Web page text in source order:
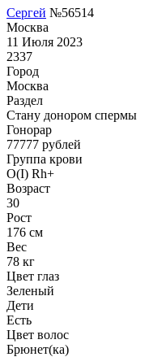
Сергей №56514
Москва
11 Июля 2023
2337
Город
Москва
Раздел
Стану донором спермы
Гонoрар
77777 рублей
Группа крови
O(I) Rh+
Возраст
30
Рост
176 см
Вес
78 кг
Цвет глаз
Зеленый
Дети
Есть
Цвет волос
Брюнет(ка)